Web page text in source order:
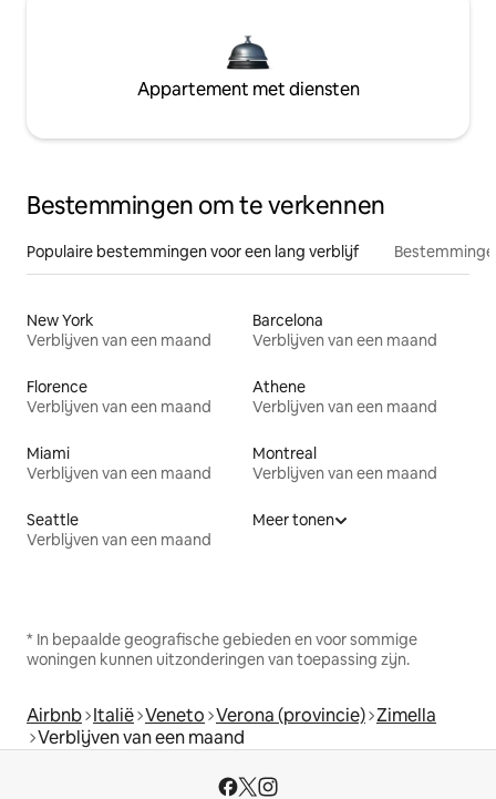
Appartement met diensten
Bestemmingen om te verkennen
Populaire bestemmingen voor een lang verblijf
New York
Verblijven van een maand
Barcelona
Verblijven van een maand
Florence
Verblijven van een maand
Athene
Verblijven van een maand
Miami
Verblijven van een maand
Montreal
Verblijven van een maand
Seattle
Verblijven van een maand
Meer tonen
* In bepaalde geografische gebieden en voor sommige
woningen kunnen uitzonderingen van toepassing zijn.
Airbnb Italië Veneto Verona (provincie) Zimella
Verblijven van een maand